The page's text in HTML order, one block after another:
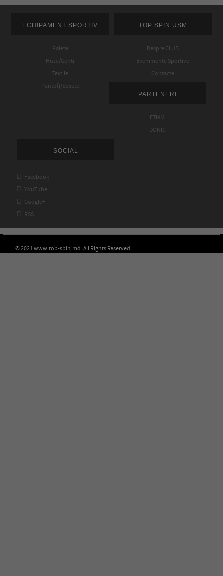
ECHIPAMENT SPORTIV
Palete
Huse/Genti
Textile
Pantofi/Sosete
TOP SPIN USM
Despre CLUB
Evenimente Sportive
Contacte
PARTENERI
FTMM
DONIC
SOCIAL
 Facebook
 YouTube
 Google+
 RSS
© 2021 www.top-spin.md. All Rights Reserved.